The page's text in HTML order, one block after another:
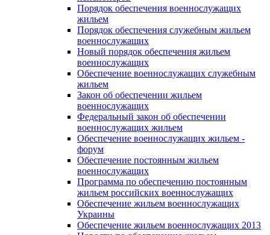
Порядок обеспечения военнослужащих
жильем
Порядок обеспечения служебным жильем
военнослужащих
Новый порядок обеспечения жильем
военнослужащих
Обеспечение военнослужащих служебным
жильем
Закон об обеспечении жильем
военнослужащих
Федеральный закон об обеспечении
военнослужащих жильем
Обеспечение военнослужащих жильем -
форум
Обеспечение постоянным жильем
военнослужащих
Программа по обеспечению постоянным
жильем российских военнослужащих
Обеспечение жильем военнослужащих
Украины
Обеспечение жильем военнослужащих 2013